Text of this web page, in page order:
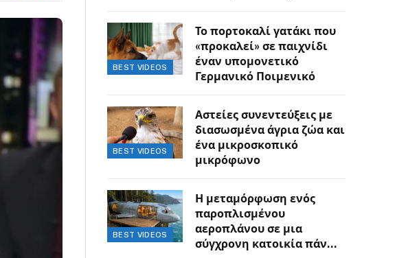
BEST VIDEOS
Το πορτοκαλί γατάκι που
«προκαλεί» σε παιχνίδι
έναν υπομονετικό
Γερμανικό Ποιμενικό
BEST VIDEOS
Αστείες συνεντεύξεις με
διασωσμένα άγρια ζώα και
ένα μικροσκοπικό
μικρόφωνο
BEST VIDEOS
Η μεταμόρφωση ενός
παροπλισμένου
αεροπλάνου σε μια
σύγχρονη κατοικία πάνω